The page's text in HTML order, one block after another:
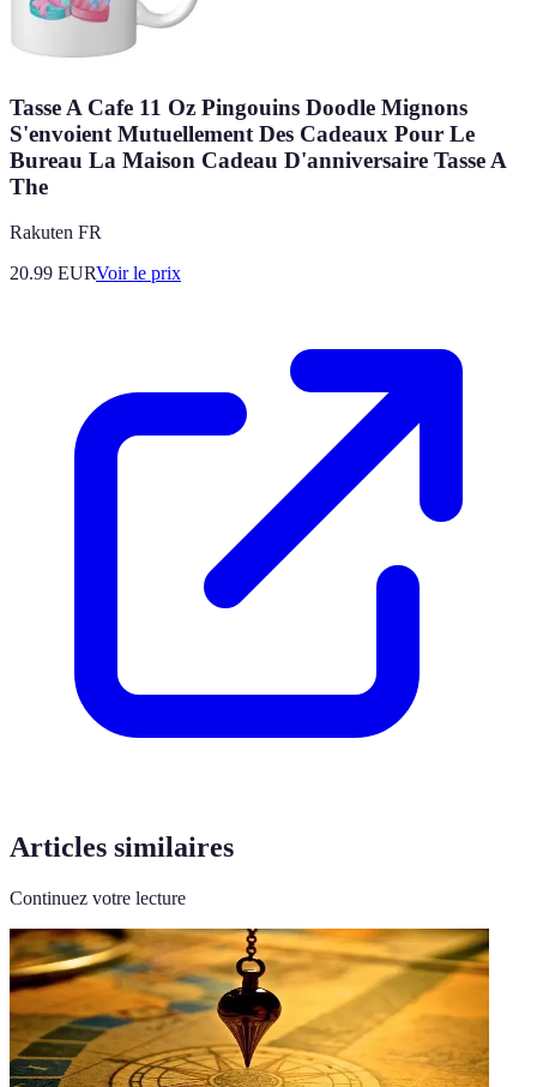
Tasse A Cafe 11 Oz Pingouins Doodle Mignons
S'envoient Mutuellement Des Cadeaux Pour Le
Bureau La Maison Cadeau D'anniversaire Tasse A
The
Rakuten FR
20.99 EURVoir le prix
Articles similaires
Continuez votre lecture